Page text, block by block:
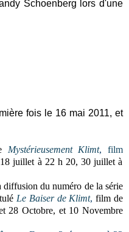
Schoenberg lors d'une
fois le 16 mai 2011, et
Mystérieusement Klimt,film
juillet à 22 h 20, 30 juillet à
diffusion du numéro de la série
Le Baiser de Klimt,film de
28 Octobre, et 10 Novembre